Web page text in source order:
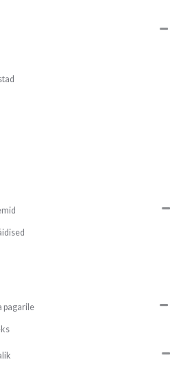
pagarile